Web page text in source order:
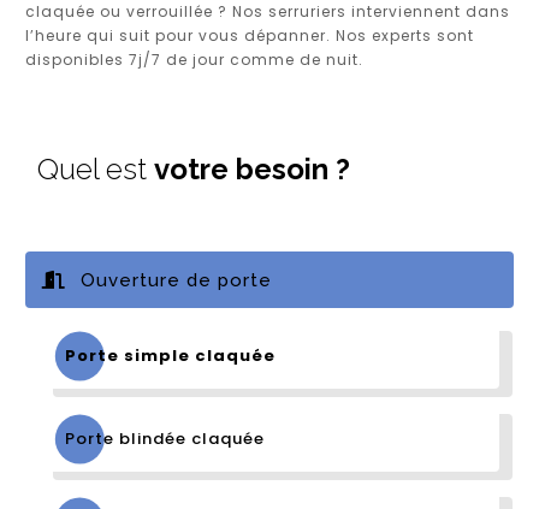
claquée ou verrouillée ? Nos serruriers interviennent dans
l’heure qui suit pour vous dépanner. Nos experts sont
disponibles 7j/7 de jour comme de nuit.
Quel est votre besoin ?
Ouverture de porte
Porte simple claquée
Porte blindée claquée